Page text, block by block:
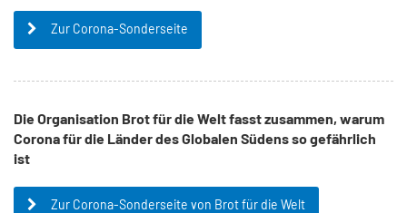
Zur Corona-Sonderseite
Die Organisation Brot für die Welt fasst zusammen, warum
Corona für die Länder des Globalen Südens so gefährlich
ist
Zur Corona-Sonderseite von Brot für die Welt